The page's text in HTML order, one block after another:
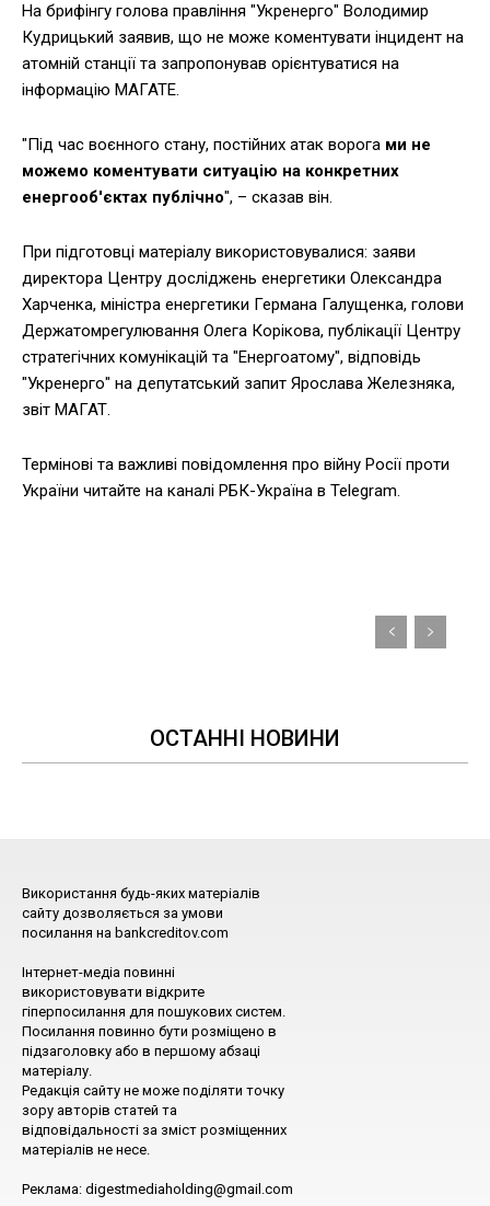
На брифінгу голова правління "Укренерго" Володимир
Кудрицький заявив, що не може коментувати інцидент на
атомній станції та запропонував орієнтуватися на
інформацію МАГАТЕ.
"Під час воєнного стану, постійних атак ворога ми не
можемо коментувати ситуацію на конкретних
енергооб'єктах публічно", – сказав він.
При підготовці матеріалу використовувалися: заяви
директора Центру досліджень енергетики Олександра
Харченка, міністра енергетики Германа Галущенка, голови
Держатомрегулювання Олега Корікова, публікації Центру
стратегічних комунікацій та "Енергоатому", відповідь
"Укренерго" на депутатський запит Ярослава Железняка,
звіт МАГАТ.
Термінові та важливі повідомлення про війну Росії проти
України читайте на каналі РБК-Україна в Telegram.
ОСТАННІ НОВИНИ
Використання будь-яких матеріалів
сайту дозволяється за умови
посилання на bankcreditov.com
Інтернет-медіа повинні
використовувати відкрите
гіперпосилання для пошукових систем.
Посилання повинно бути розміщено в
підзаголовку або в першому абзаці
матеріалу.
Редакція сайту не може поділяти точку
зору авторів статей та
відповідальності за зміст розміщенних
матеріалів не несе.
Реклама: digestmediaholding@gmail.com